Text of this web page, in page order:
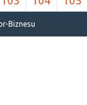
Biznesu